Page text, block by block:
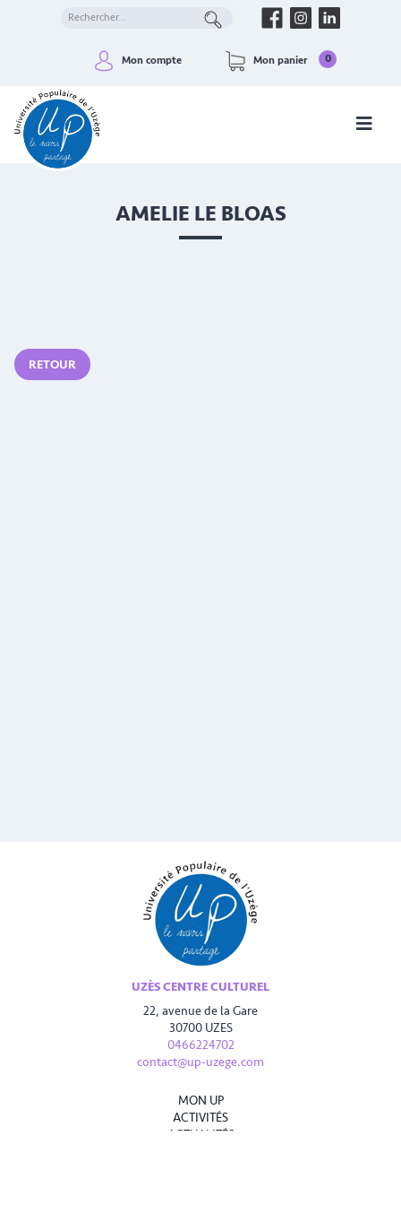
Mon compte Mon panier 0
AMELIE LE BLOAS
RETOUR
UZÈS CENTRE CULTUREL
22, avenue de la Gare
30700 UZES
0466224702
contact@up-uzege.com
MON UP
ACTIVITÉS
ACTUALITÉS